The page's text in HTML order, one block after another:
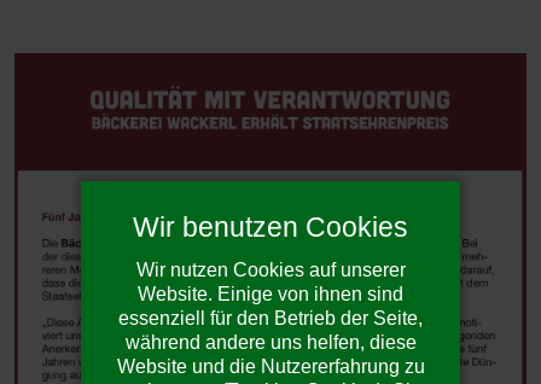
Wir benutzen Cookies
Wir nutzen Cookies auf unserer
Website. Einige von ihnen sind
essenziell für den Betrieb der Seite,
während andere uns helfen, diese
Website und die Nutzererfahrung zu